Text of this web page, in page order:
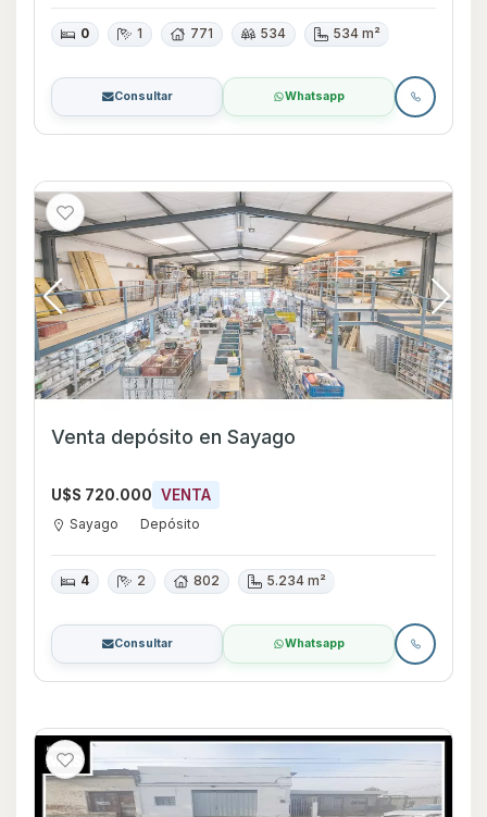
0 1 771 534 534 m²
Consultar Whatsapp
Venta depósito en Sayago
U$S 720.000 VENTA
Sayago Depósito
4 2 802 5.234 m²
Consultar Whatsapp